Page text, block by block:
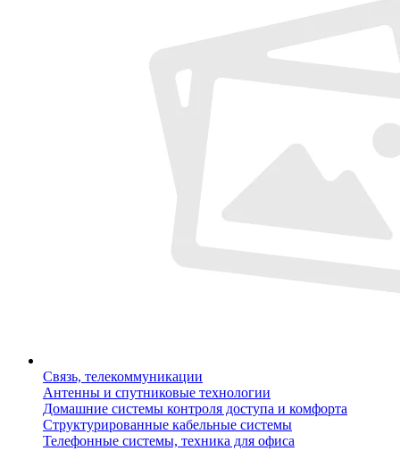
Связь, телекоммуникации
Антенны и спутниковые технологии
Домашние системы контроля доступа и комфорта
Структурированные кабельные системы
Телефонные системы, техника для офиса